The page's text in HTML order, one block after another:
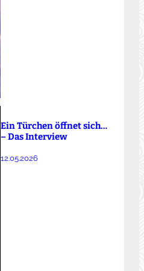
Ein Türchen öffnet sich…
– Das Interview
12.05.2026